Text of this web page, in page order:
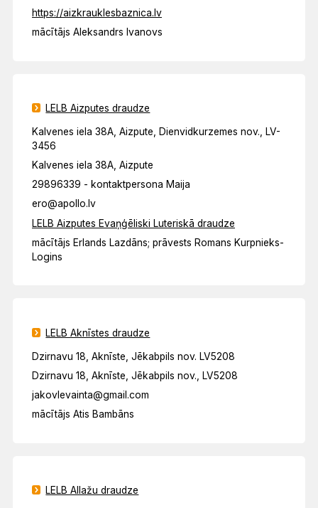
https://aizkrauklesbaznica.lv
mācītājs Aleksandrs Ivanovs
LELB Aizputes draudze
Kalvenes iela 38A, Aizpute, Dienvidkurzemes nov., LV-
3456
Kalvenes iela 38A, Aizpute
29896339 - kontaktpersona Maija
ero@apollo.lv
LELB Aizputes Evaņģēliski Luteriskā draudze
mācītājs Erlands Lazdāns; prāvests Romans Kurpnieks-
Logins
LELB Aknīstes draudze
Dzirnavu 18, Aknīste, Jēkabpils nov. LV5208
Dzirnavu 18, Aknīste, Jēkabpils nov., LV5208
jakovlevainta@gmail.com
mācītājs Atis Bambāns
LELB Allažu draudze